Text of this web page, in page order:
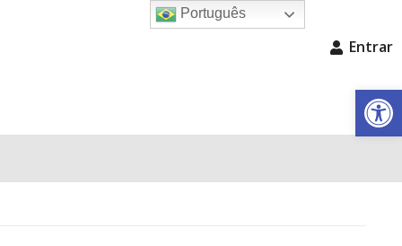
Barra de
Entrar
Português